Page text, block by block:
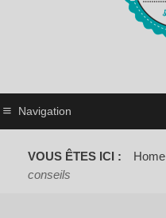
Navigation
VOUS ÊTES ICI : Home
conseils